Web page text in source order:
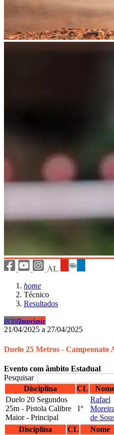
AL
home
Técnico
Resultados
printImprimir
21/04/2025 a 27/04/2025
Duelo 25 Metros - Campeonato
Evento com âmbito Estadual
Pesquisar
Disciplina
CL
Duelo 20 Segundos
25m - Pistola Calibre
Maior - Principal
1º
Rafael
Moreira
de
Disciplina CL Nome